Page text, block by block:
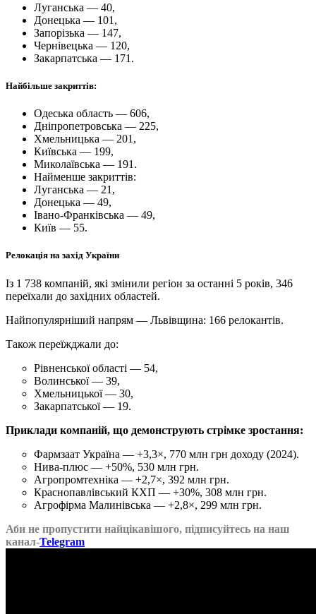
Луганська — 40,
Донецька — 101,
Запорізька — 147,
Чернівецька — 120,
Закарпатська — 171.
Найбільше закриттів:
Одеська область — 606,
Дніпропетровська — 225,
Хмельницька — 201,
Київська — 199,
Миколаївська — 191.
Найменше закриттів:
Луганська — 21,
Донецька — 49,
Івано-Франківська — 49,
Київ — 55.
Релокація на захід України
Із 1 738 компаній, які змінили регіон за останні 5 років, 346
переїхали до західних областей.
Найпопулярніший напрям — Львівщина: 166 релокантів.
Також переїжджали до:
Рівненської області — 54,
Волинської — 39,
Хмельницької — 30,
Закарпатської — 19.
Приклади компаній, що демонструють стрімке зростання:
Фармзаат Україна — +3,3×, 770 млн грн доходу (2024).
Нива-плюс — +50%, 530 млн грн.
Агропромтехніка — +2,7×, 392 млн грн.
Краснопавлівський КХП — +30%, 308 млн грн.
Агрофірма Малинівська — +2,8×, 299 млн грн.
Аби не пропустити найцікавішого, підписуйтесь на наш
канал-Telegram